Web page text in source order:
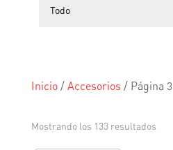
Inicio/ Accesorios / Página 3
Mostrando los 133 resultados